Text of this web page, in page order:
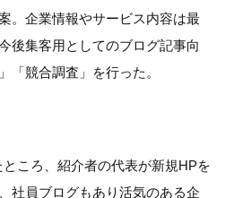
。企業情報やサービス内容は最
後集客用としてのブログ記事向
「競合調査」を行った。
ころ、紹介者の代表が新規HPを
社員ブログもあり活気のある企